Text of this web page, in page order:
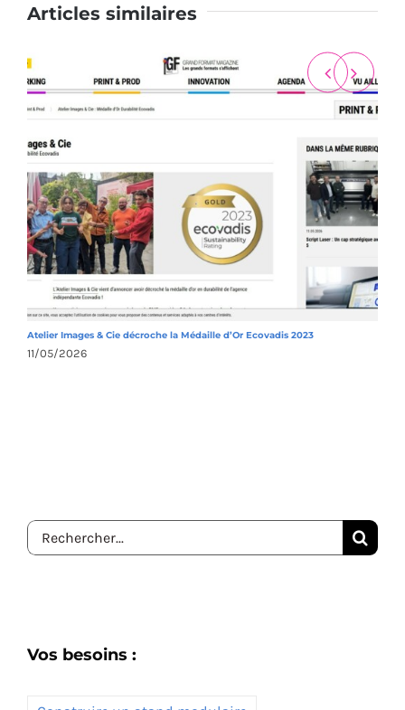
Articles similaires
Atelier Images & Cie décroche la Médaille d’Or Ecovadis 2023
11/05/2026
Rechercher:
Vos besoins :